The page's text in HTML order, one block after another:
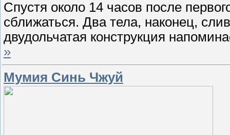
Спустя около 14 часов после
сближаться. Два тела, наконец,
двудольчатая конструкция
»
Мумия Синь Чжуй